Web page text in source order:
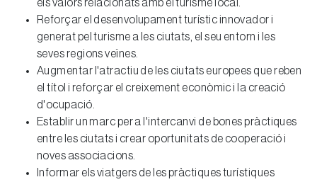
els valors relacionats amb el turisme local.
Reforçar el desenvolupament turístic innovador i
generat pel turisme a les ciutats, el seu entorn i les
seves regions veïnes.
Augmentar l'atractiu de les ciutats europees que reben
el títol i reforçar el creixement econòmic i la creació
d'ocupació.
Establir un marc per a l'intercanvi de bones pràctiques
entre les ciutats i crear oportunitats de cooperació i
noves associacions.
Informar els viatgers de les pràctiques turístiques